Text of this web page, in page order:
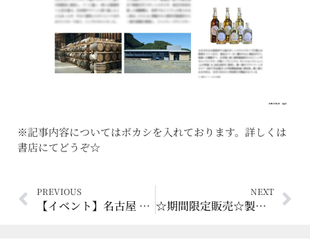
※記事内容についてはボカシを入れております。詳しくは
書店にてどうぞ☆
PREVIOUS
【イベント】名古屋 BAR BARNSにて「ボックス蒸溜所 × 静岡蒸溜所 サンプリング会 」を開催します！
NEXT
☆期間限定販売☆製造1周年記念！静岡蒸溜所グラス＆ピンバッジペアセット発売開始です！